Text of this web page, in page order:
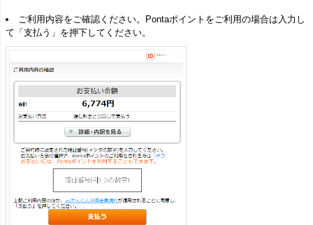
ご利用内容をご確認ください。Pontaポイントをご利用の場合は入力し
て「支払う」を押下してください。